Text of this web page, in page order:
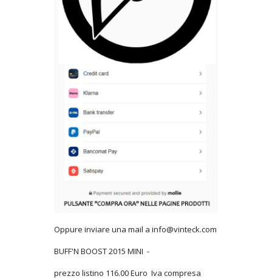
Oppure inviare una mail a info@vinteck.com
BUFF'N BOOST 2015 MINI -
prezzo listino 116.00 Euro Iva compresa